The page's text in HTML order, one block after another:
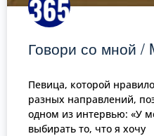
Говори со мной
Певица, которой
разных направлений,
одном из интервью: «У
выбирать то, что я хочу